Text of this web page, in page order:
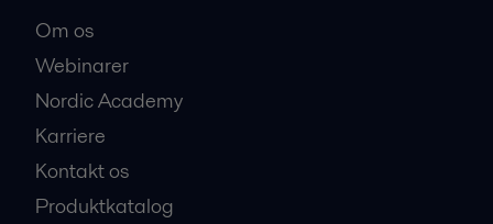
Om os
Webinarer
Nordic Academy
Karriere
Kontakt os
Produktkatalog